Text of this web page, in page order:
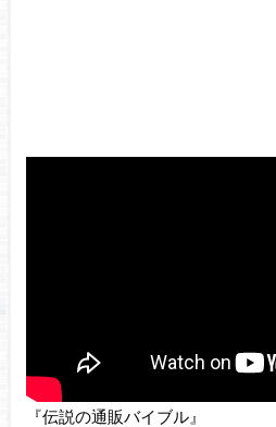
『伝説の通販バイブル』